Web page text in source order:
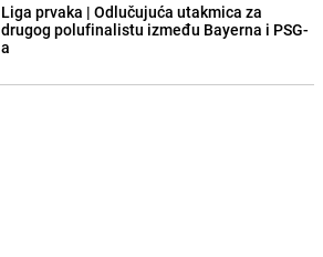
Liga prvaka | Odlučujuća utakmica za
drugog polufinalistu između Bayerna i PSG-
a